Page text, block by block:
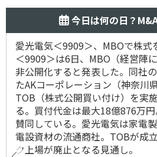
今日は何の日？
愛光電気＜9909＞、MBOで株
＜9909＞は6日、MBO（経営陣
非公開化すると発表した。同社
たAKコーポレーション（神奈川
TOB（株式公開買い付け）を実
る。買付代金は最大18億876万
賛同している。愛光電気は家電
電設資材の流通商社。TOBが成
ク上場が廃止となる見通し。